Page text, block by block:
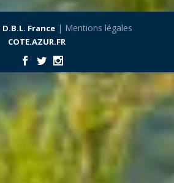
D.B.L. France| Mentions légales
COTE.AZUR.FR